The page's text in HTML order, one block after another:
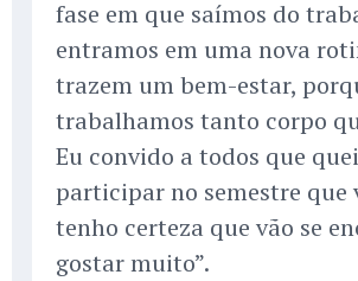
fase em que saímos do
entramos em uma nova
trazem um bem-estar,
trabalhamos tanto corpo
Eu convido a todos que
participar no semestre que
tenho certeza que vão se
gostar muito”.